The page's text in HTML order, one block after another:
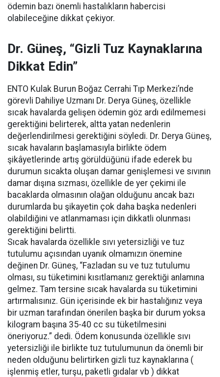
ödemin bazı önemli hastalıkların habercisi
olabileceğine dikkat çekiyor.
Dr. Güneş, “Gizli Tuz Kaynaklarına
Dikkat Edin”
ENTO Kulak Burun Boğaz Cerrahi Tıp Merkezi’nde
görevli Dahiliye Uzmanı Dr. Derya Güneş, özellikle
sıcak havalarda gelişen ödemin göz ardı edilmemesi
gerektiğini belirterek, altta yatan nedenlerin
değerlendirilmesi gerektiğini söyledi. Dr. Derya Güneş,
sıcak havaların başlamasıyla birlikte ödem
şikâyetlerinde artış görüldüğünü ifade ederek bu
durumun sıcakta oluşan damar genişlemesi ve sıvının
damar dışına sızması, özellikle de yer çekimi ile
bacaklarda olmasının olağan olduğunu ancak bazı
durumlarda bu şikayetin çok daha başka nedenleri
olabildiğini ve atlanmaması için dikkatli olunması
gerektiğini belirtti.
Sıcak havalarda özellikle sıvı yetersizliği ve tuz
tutulumu açısından uyanık olmamızın önemine
değinen Dr. Güneş, “Fazladan su ve tuz tutulumu
olması, su tüketimini kısıtlamanız gerektiği anlamına
gelmez. Tam tersine sıcak havalarda su tüketimini
artırmalısınız. Gün içerisinde ek bir hastalığınız veya
bir uzman tarafından önerilen başka bir durum yoksa
kilogram başına 35-40 cc su tüketilmesini
öneriyoruz.” dedi. Ödem konusunda özellikle sıvı
yetersizliği ile birlikte tuz tutulumunun da önemli bir
neden olduğunu belirtirken gizli tuz kaynaklarına (
işlenmiş etler, turşu, paketli gıdalar vb ) dikkat